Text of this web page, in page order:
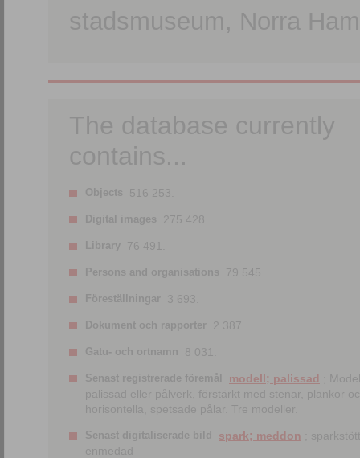
stadsmuseum, Norra
The database currently
contains...
Objects 516 253.
Digital images 275 428.
Library 76 491.
Persons and organisations 79 545.
Föreställningar 3 693.
Dokument och rapporter 2 387.
Gatu- och ortnamn 8 031.
Senast registrerade föremål modell; palissad
;
palissad eller pålverk, förstärkt med stenar, plankor
horisontella, spetsade pålar. Tre modeller.
Senast digitaliserade bild spark; meddon ;
enmedad